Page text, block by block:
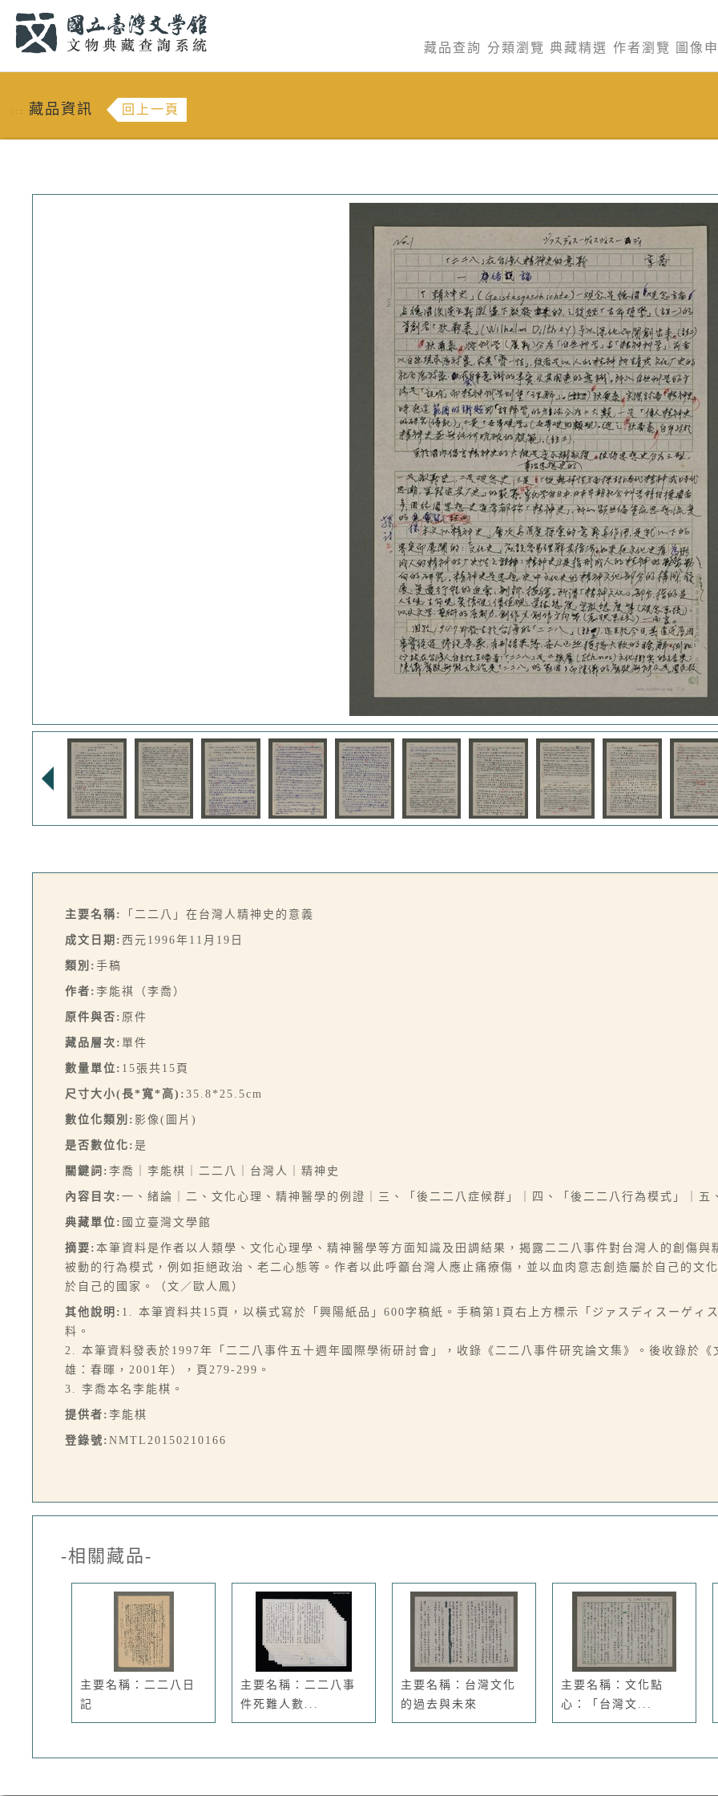
藏品查詢 分類瀏覽 典藏精選 作者瀏覽 圖像
::: 藏品資訊 回上一頁
主要名稱: 「二二八」在台灣人精神史的意義
成文日期: 西元1996年11月19日
類別: 手稿
作者: 李能祺（李喬）
原件與否: 原件
藏品層次: 單件
數量單位: 15張共15頁
尺寸大小(長*寬*高): 35.8*25.5cm
數位化類別: 影像(圖片)
是否數位化: 是
關鍵詞: 李喬｜李能棋｜二二八｜台灣人｜精神史
內容目次: 一、緒論｜二、文化心理、精神醫學的例證｜三、「後二二八症候群」｜四、「後二二八行為模式」｜五
典藏單位: 國立臺灣文學館
摘要: 本筆資料是作者以人類學、文化心理學、精神醫學等方面知識及田調結果，揭露二二八事件對台灣人的創傷
被動的行為模式，例如拒絕政治、老二心態等。作者以此呼籲台灣人應止痛療傷，並以血肉意志創造屬於自己的文
於自己的國家。（文／歐人鳳）
其他說明: 1. 本筆資料共15頁，以橫式寫於「興陽紙品」600字稿紙。手稿第1頁右上方標示「ジァスディスーゲィ
料。
2. 本筆資料發表於1997年「二二八事件五十週年國際學術研討會」，收錄《二二八事件研究論文集》。後收錄於
雄：春暉，2001年），頁279-299。
3. 李喬本名李能棋。
提供者: 李能棋
登錄號: NMTL20150210166
-相關藏品-
主要名稱：二二八日
記
主要名稱：二二八事
件死難人數...
主要名稱：台灣文化
的過去與未來
主要名稱：文化點
心：「台灣文...